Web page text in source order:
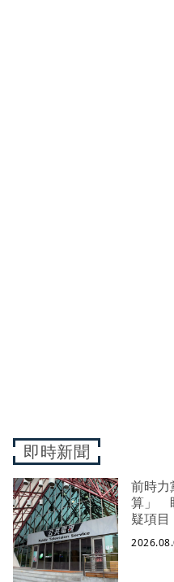
即時新聞
前時力
算」
疑項目